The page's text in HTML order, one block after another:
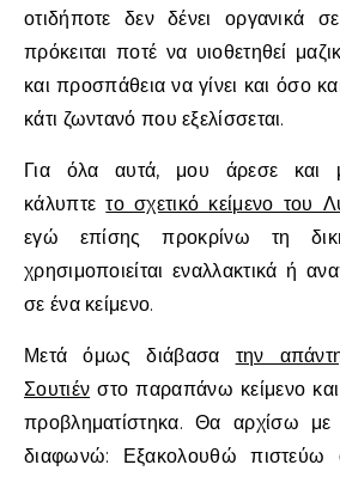
οτιδήποτε δεν δένει οργανικά
πρόκειται ποτέ να υιοθετηθεί
και προσπάθεια να γίνει και όσο
κάτι ζωντανό που εξελίσσεται.
Για όλα αυτά, μου άρεσε και
κάλυπτετο σχετικό κείμενο του
εγώ επίσης προκρίνω τη
χρησιμοποιείται εναλλακτικά ή
σε ένα κείμενο.
Μετά όμως διάβασα την
Σουτιέν στο παραπάνω κείμενο και
προβληματίστηκα. Θα αρχίσω
διαφωνώ: Εξακολουθώ πιστεύω